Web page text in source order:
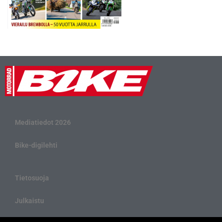
Mediatiedot 2026
Bike-digilehti
Tietosuoja
Julkaistu